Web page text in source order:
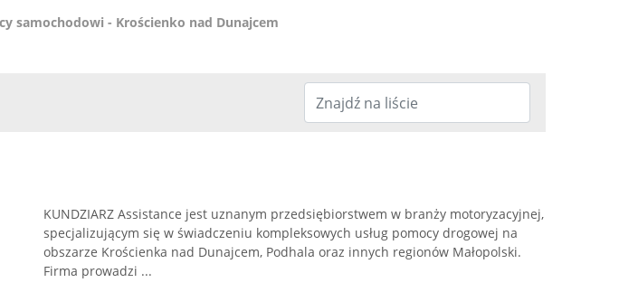
samochodowi - Krościenko nad Dunajcem
KUNDZIARZ Assistance jest uznanym przedsiębiorstwem w branży motoryzacyjnej,
specjalizującym się w świadczeniu kompleksowych usług pomocy drogowej na
obszarze Krościenka nad Dunajcem, Podhala oraz innych regionów Małopolski.
Firma prowadzi ...